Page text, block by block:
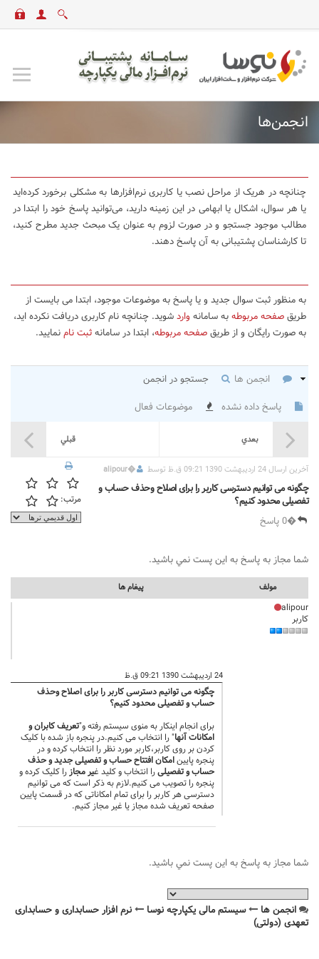
انجمن‌ها
چنانچه در هریک از مراحل نصب یا کاربری نرم‌افزارها به مشکلی برخورد کرده‌اید
یا هر سوال، اشکال یا ابهامی در این زمینه دارید، می‌توانید پاسخ خود را ابتدا در
مطالب موجود جستجو و در صورت لزوم به عنوان یک مبحث جدید مطرح کنید،
تا کارشناسان پشتیبانی به آن پاسخ دهند.
به منظور ثبت سوال جدید و یا پاسخ به موضوعات موجود، ابتدا می بایست از
طریقصفحه مربوطهبه سامانه واردشوید. چنانچه نام کاربری دریافت نکرده اید،
به صورت رایگان و از طریقصفحه مربوطه، ابتدا در سامانهثبت نامنمایید.
انجمن ها
جستجو در انجمن
پاسخ داده نشده
موضوعات فعال
قبلي بعدي
آخرين ارسال 24 اردیبهشت 1390 09:21 ق.ظ توسط �
alipour
چگونه می توانیم دسترسی کاربر را برای اصلاح وحذف حساب و
تفصیلی محدود کنیم؟
�0 پاسخ
مرتب:
شما مجاز به پاسخ به اين پست نمي باشيد.
مولف پيغام ها
alipour
کاربر
24 اردیبهشت 1390 09:21 ق.ظ
چگونه می توانیم دسترسی کاربر را برای اصلاح وحذف
حساب و تفصیلی محدود کنیم؟
برای انجام اینکار به منوی سیستم رفته و"تعریف کابران و
امکانات آنها" را انتخاب می کنیم.در پنجره باز شده با کلیک
کردن بر روی کاربر،کاربر مورد نظر را انتخاب کرده و در
پنجره پایینامکان افتتاح حساب و تفصیلی جدید و حذف
حساب و تفصیلیرا انتخاب و کلید غیر مجازرا کلیک کرده و
پنجره را تصویب می کنیم.لازم به ذکر است که می توانیم
دسترسی هر کاربر را برای تمام امکاناتی که در قسمت پایین
صفحه تعریف شده مجاز یا غیر مجاز کنیم.
شما مجاز به پاسخ به اين پست نمي باشيد.
انجمن ها سیستم مالی یکپارچه نوسا
نرم افزار حسابداری و حسابداری
تعهدی (دولتی)